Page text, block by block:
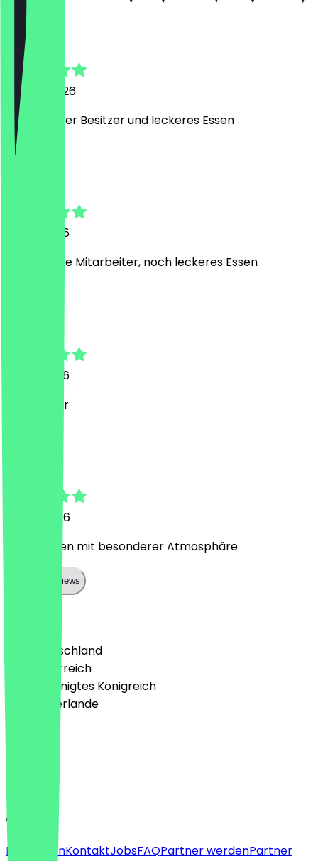
Nico
30. Juni 2026
Super netter Besitzer und leckeres Essen
8. Juni 2026
Super nette Mitarbeiter, noch leckeres Essen
7. Juni 2026
sehr lecker
15. Mai 2026
Toller Laden mit besonderer Atmosphäre
Show all reviews
🇩🇪 Deutschland
🇦🇹 Österreich
🇬🇧 Vereinigtes Königreich
🇳🇱 Niederlande
Deutsch
English
About
Für FirmenKontaktJobsFAQPartner werdenPartner